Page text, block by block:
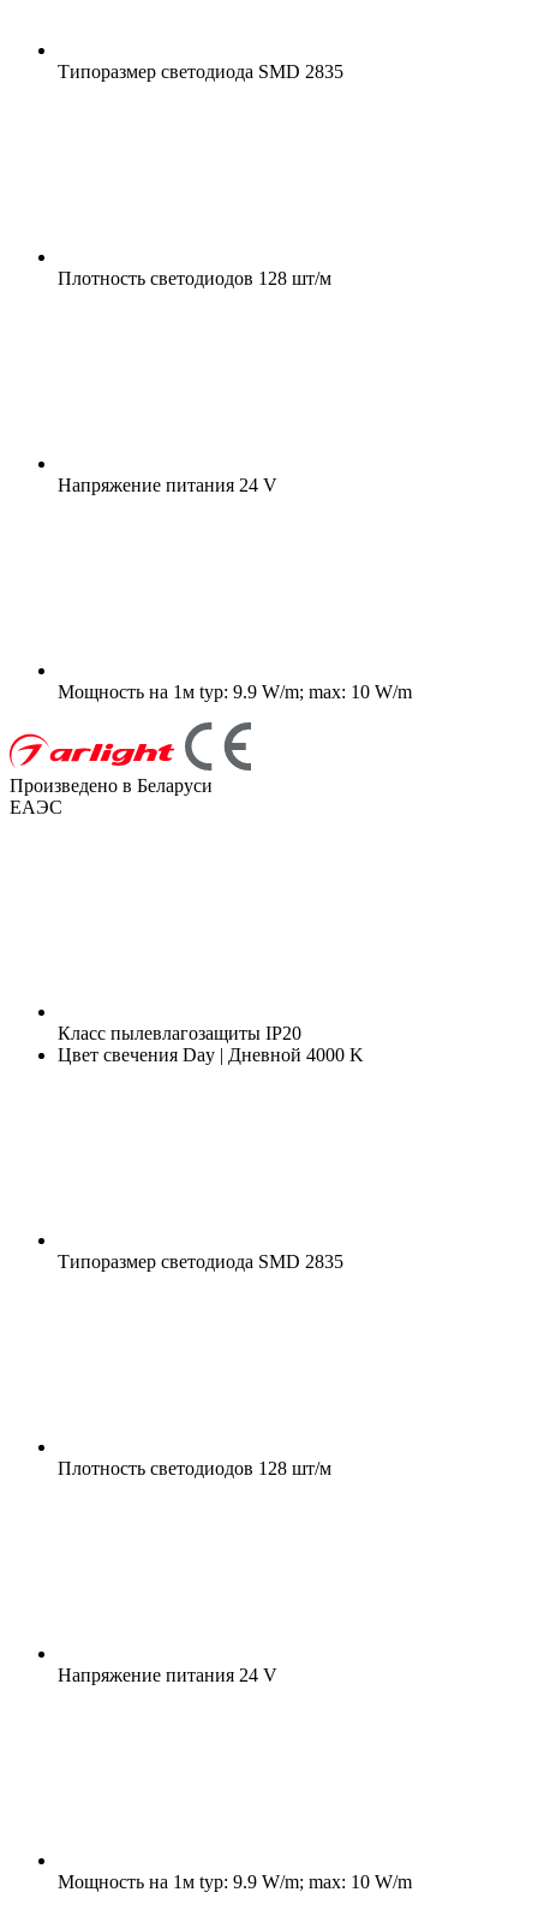
Типоразмер светодиода SMD 2835
Плотность светодиодов 128 шт/м
Напряжение питания 24 V
Мощность на 1м typ: 9.9 W/m; max: 10 W/m
Произведено в Беларуси
ЕАЭС
Класс пылевлагозащиты IP20
Цвет свечения Day | Дневной 4000 K
Типоразмер светодиода SMD 2835
Плотность светодиодов 128 шт/м
Напряжение питания 24 V
Мощность на 1м typ: 9.9 W/m; max: 10 W/m